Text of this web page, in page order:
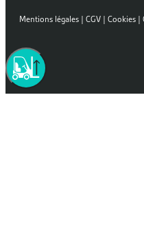
Mentions légales | CGV | Cookies |